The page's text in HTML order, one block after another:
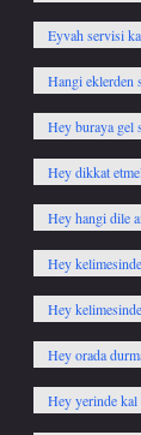
Eyvah servisi
Hangi eklerden
Hey buraya gel
Hey dikkat
Hey hangi dile
Hey
Hey
Hey orada
Hey yerinde kal